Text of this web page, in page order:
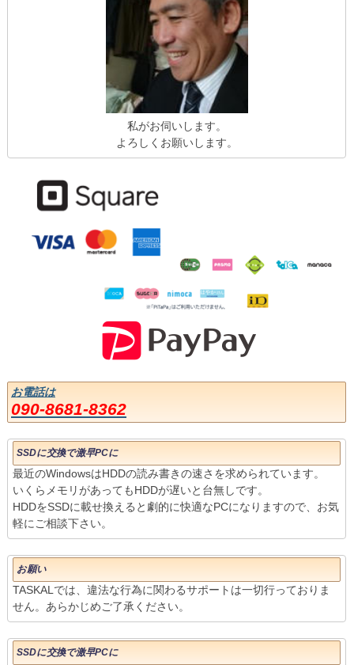
私がお伺いします。
よろしくお願いします。
お電話は
090-8681-8362
SSDに交換で激早PCに
最近のWindowsはHDDの読み書きの速さを求められています。
いくらメモリがあってもHDDが遅いと台無しです。
HDDをSSDに載せ換えると劇的に快適なPCになりますので、お気
軽にご相談下さい。
お願い
TASKALでは、違法な行為に関わるサポートは一切行っておりま
せん。あらかじめご了承ください。
SSDに交換で激早PCに